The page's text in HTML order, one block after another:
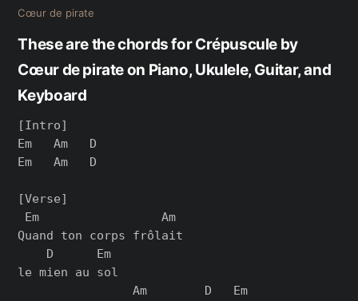
Cœur de pirate
These are the chords for Crépuscule by
Cœur de pirate on Piano, Ukulele, Guitar, and
Keyboard
[Intro]
Em   Am   D
Em   Am   D
[Verse]
Em                 Am
Quand ton corps frôlait
    D      Em
le mien au sol
                Am        D   Em